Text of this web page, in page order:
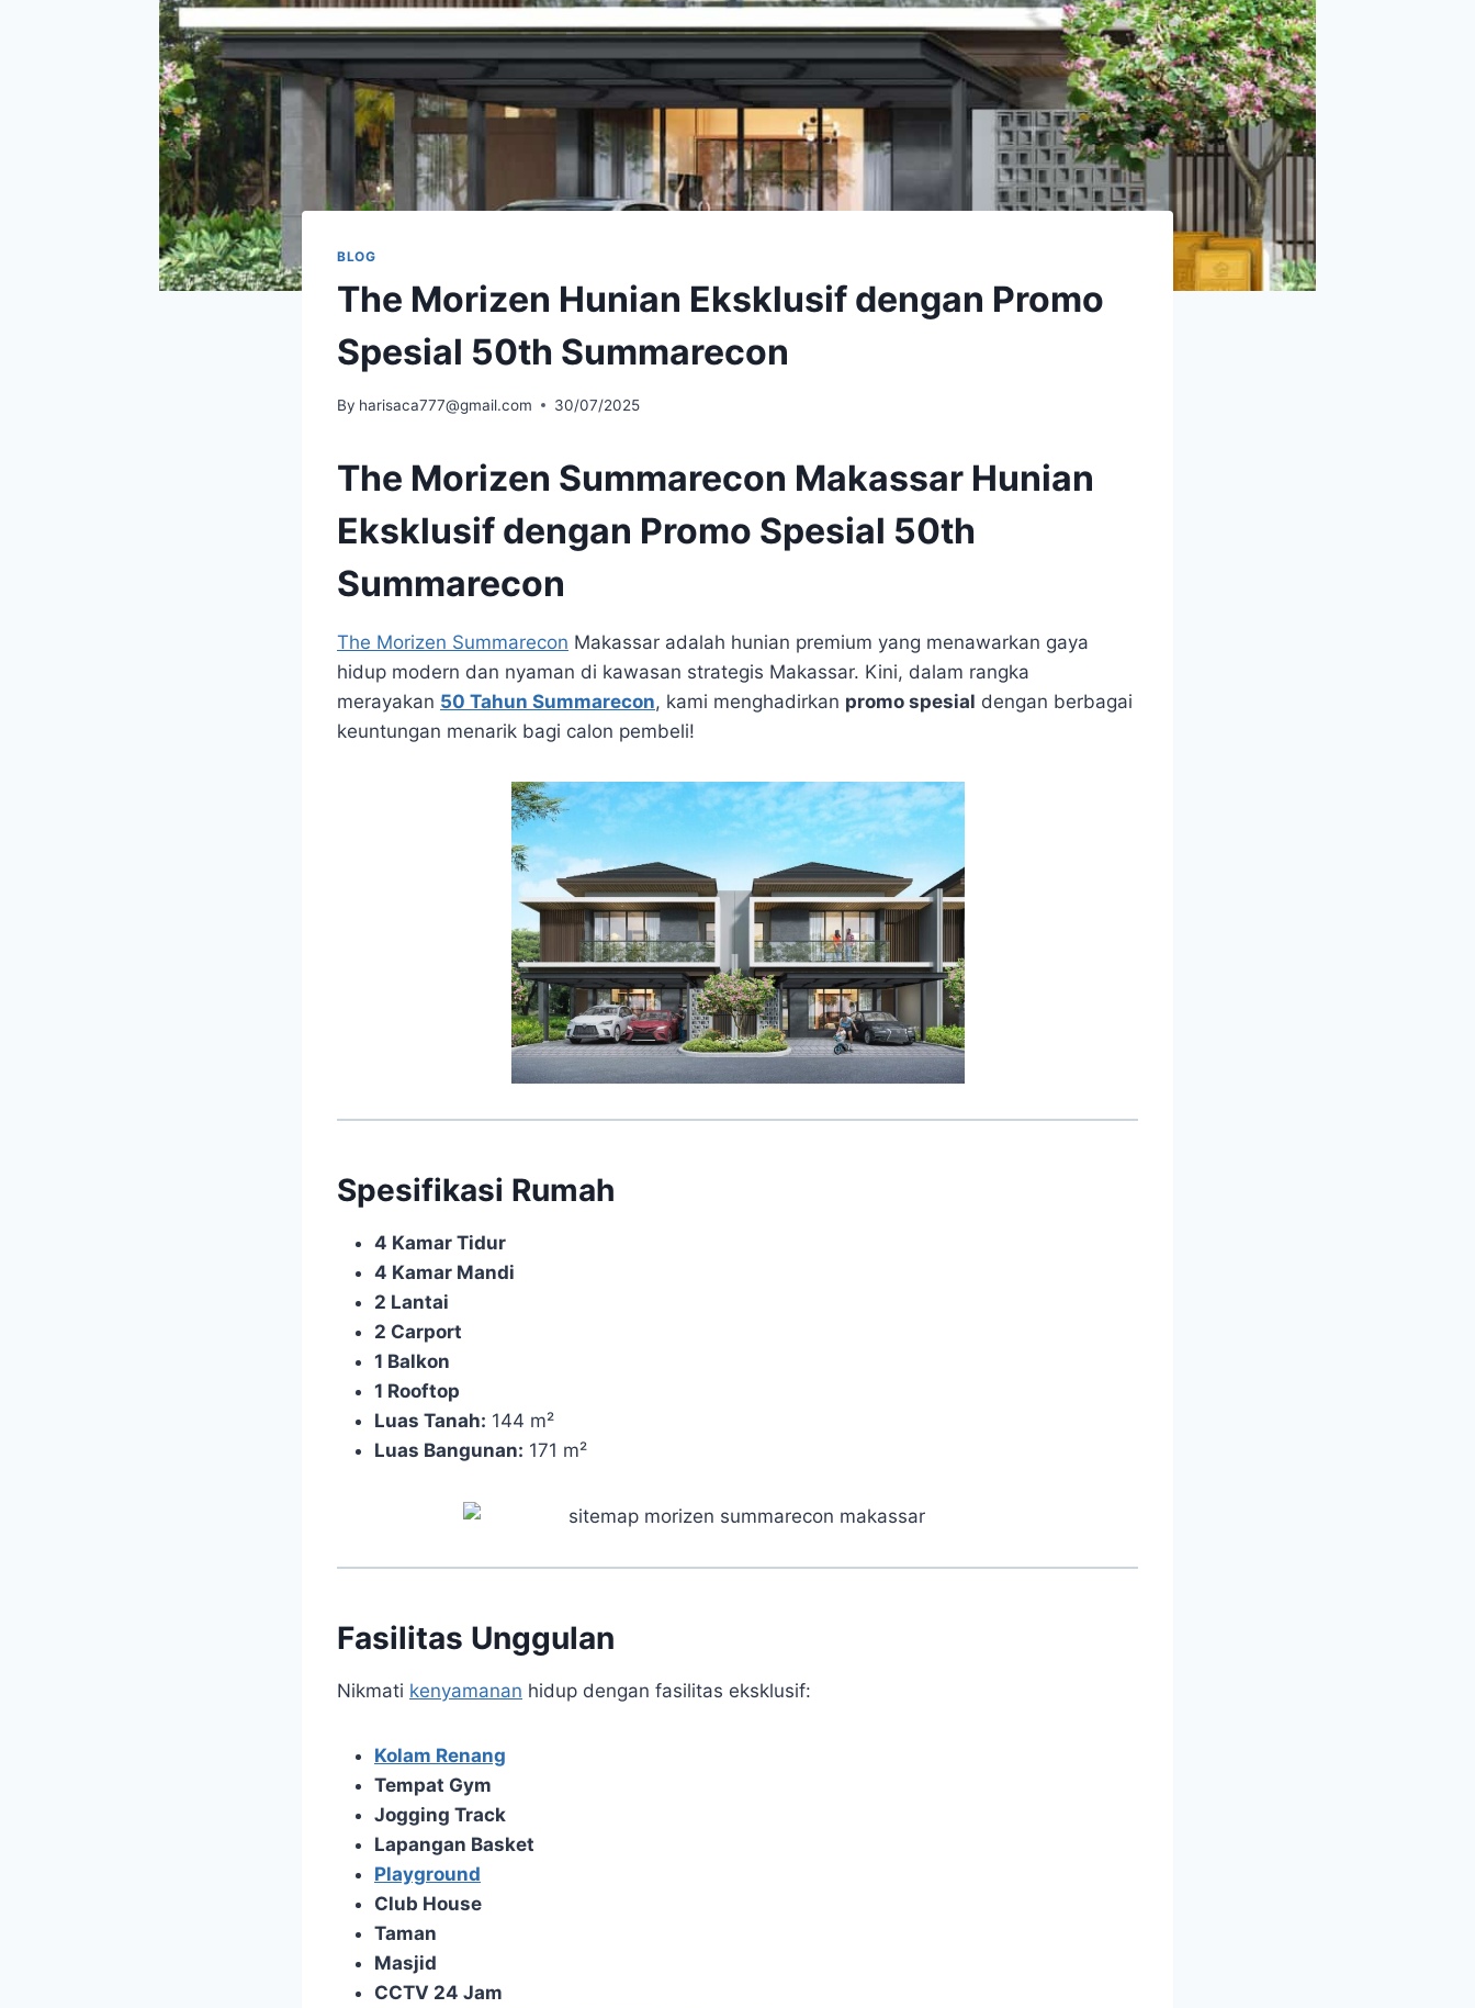
BLOG
The Morizen Hunian Eksklusif dengan Promo
Spesial 50th Summarecon
By harisaca777@gmail.com 30/07/2025
The Morizen Summarecon Makassar Hunian
Eksklusif dengan Promo Spesial 50th
Summarecon
The Morizen Summarecon Makassar adalah hunian premium yang menawarkan gaya
hidup modern dan nyaman di kawasan strategis Makassar. Kini, dalam rangka
merayakan 50 Tahun Summarecon, kami menghadirkan promo spesial dengan berbagai
keuntungan menarik bagi calon pembeli!
Spesifikasi Rumah
4 Kamar Tidur
4 Kamar Mandi
2 Lantai
2 Carport
1 Balkon
1 Rooftop
Luas Tanah: 144 m²
Luas Bangunan: 171 m²
Fasilitas Unggulan
Nikmati kenyamanan hidup dengan fasilitas eksklusif:
Kolam Renang
Tempat Gym
Jogging Track
Lapangan Basket
Playground
Club House
Taman
Masjid
CCTV 24 Jam